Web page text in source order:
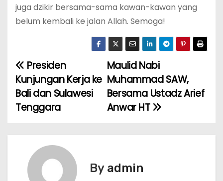
juga dzikir bersama-sama kawan-kawan yang
belum kembali ke jalan Allah. Semoga!
N
a
v
i
Maulid Nabi
Muhammad SAW,
Bersama Ustadz Arief
Anwar HT
Presiden
Kunjungan Kerja ke
Bali dan Sulawesi
Tenggara
By admin